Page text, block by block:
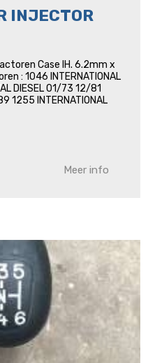
INJECTOR
Case IH. 6.2mm x
: 1046 INTERNATIONAL
DIESEL 01/73 12/81
1255 INTERNATIONAL
Meer info